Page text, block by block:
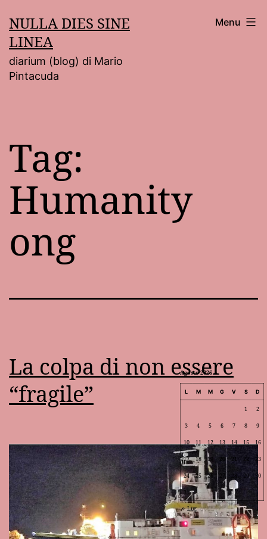
al
contenuto
NULLA DIES SINE
LINEA
diarium (blog) di Mario
Pintacuda
Menu
Tag:
Humanity
ong
La colpa di non essere
“fragile”
Agosto 2026
L M M G V S D
1 2
3 4 5 6 7 8 9
10 11 12 13 14 15 16
17 18 19 20 21 22 23
24 25 26 27 28 29 30
31
Lug